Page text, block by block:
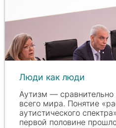
Люди как люди
Аутизм — сравнительно
всего мира. Понятие
аутистического
первой половине